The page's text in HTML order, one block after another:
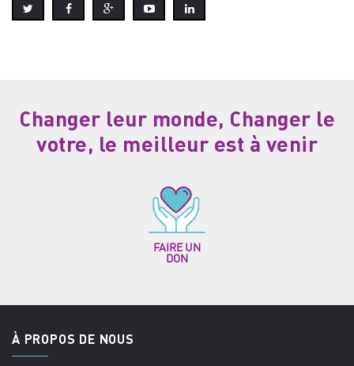
Changer leur monde, Changer le
votre, le meilleur est à venir
FAIRE UN
DON
À PROPOS DE NOUS